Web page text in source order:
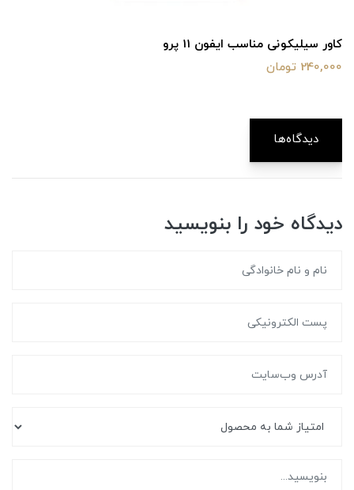
کاور سیلیکونی مناسب ایفون 11 پرو
240,000 تومان
دیدگاه‌ها
دیدگاه خود را بنویسید